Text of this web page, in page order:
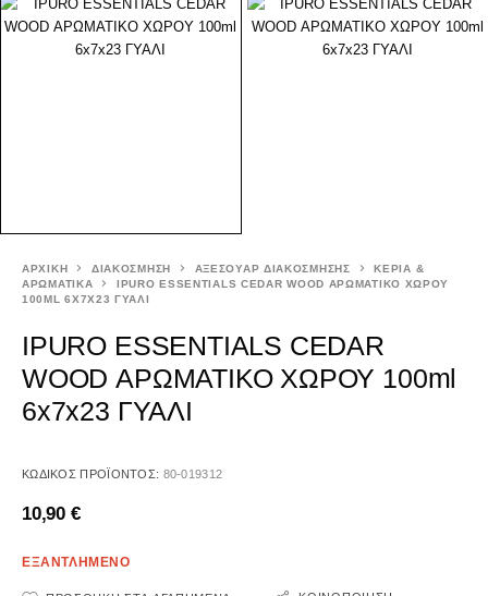
ΑΡΧΙΚΉ ΔΙΑΚΟΣΜΗΣΗ ΑΞΕΣΟΥΑΡ ΔΙΑΚΟΣΜΗΣΗΣ
ΚΕΡΙΑ &
ΑΡΩΜΑΤΙΚΑ
IPURO ESSENTIALS CEDAR WOOD ΑΡΩΜΑΤΙΚΟ ΧΩΡΟΥ
100ML 6X7X23 ΓΥΑΛΙ
IPURO ESSENTIALS CEDAR
WOOD ΑΡΩΜΑΤΙΚΟ ΧΩΡΟΥ 100ml
6x7x23 ΓΥΑΛΙ
ΚΩΔΙΚΌΣ ΠΡΟΪΌΝΤΟΣ: 80-019312
10,90 €
ΕΞΑΝΤΛΗΜΕΝΟ